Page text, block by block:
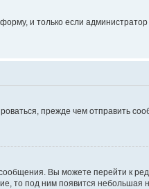
и только если
прежде чем отправить
Вы можете перейти к
то под ним появится небольшая